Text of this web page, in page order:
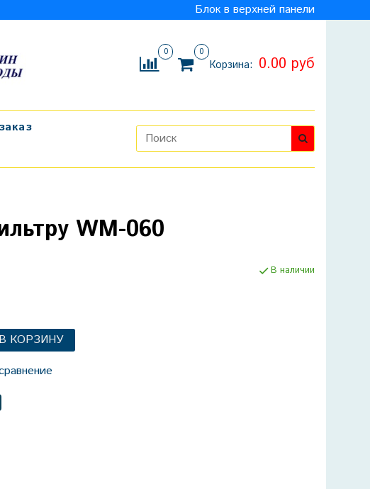
Блок в верхней панели
0 0
Корзина: 0.00 руб
WM-060
В наличии
В КОРЗИНУ